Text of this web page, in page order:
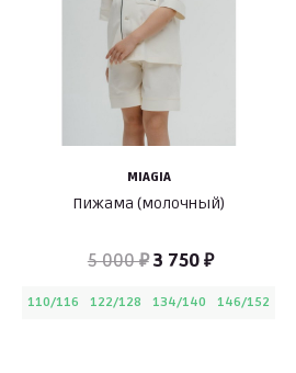
MIAGIA
Пижама (молочный)
5 000 ₽3 750 ₽
110/116 122/128 134/140 146/152